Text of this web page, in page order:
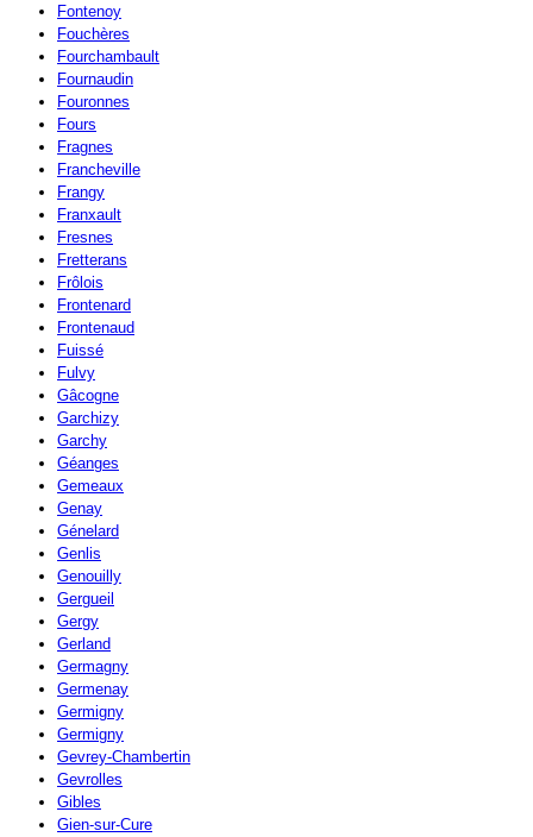
Fontenoy
Fouchères
Fourchambault
Fournaudin
Fouronnes
Fours
Fragnes
Francheville
Frangy
Franxault
Fresnes
Fretterans
Frôlois
Frontenard
Frontenaud
Fuissé
Fulvy
Gâcogne
Garchizy
Garchy
Géanges
Gemeaux
Genay
Génelard
Genlis
Genouilly
Gergueil
Gergy
Gerland
Germagny
Germenay
Germigny
Germigny
Gevrey-Chambertin
Gevrolles
Gibles
Gien-sur-Cure